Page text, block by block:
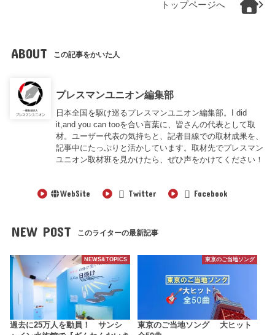
トップページへ
ABOUT この記事をかいた人
プレスマンユニオン編集部
日本全国を駆け巡るプレスマンユニオン編集部。I did
it,and you can tooを合い言葉に、皆さんの代表として取
材。ユーザー代表の気持ちと、記者目線での取材成果を、
記事中にたっぷりと活かしています。取材先でプレスマン
ユニオン取材班を見かけたら、ぜひ声をかけてください！
WebSite Twitter Facebook
NEW POST このライターの最新記事
NEWS&TOPICS
過去に25万人を動員！ サンシ
東京のご当地ソング
東京のご当地ソング 大ヒット